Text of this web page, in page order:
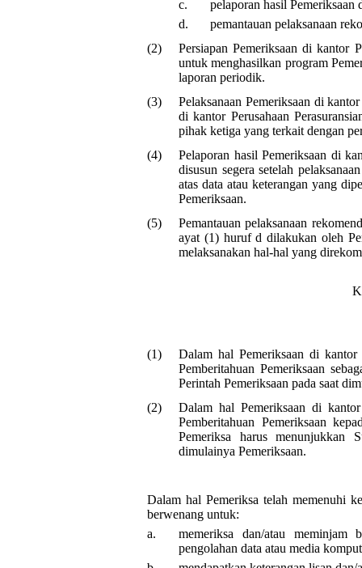
c.
pelaporan hasil Pemeriksaan
d.
pemantauan pelaksanaan
(2)
Persiapan Pemeriksaan di kantor
untuk menghasilkan program
laporan periodik.
(3)
Pelaksanaan Pemeriksaan di
di kantor Perusahaan
pihak ketiga yang terkait dengan
(4)
Pelaporan hasil Pemeriksaan di
disusun segera setelah
atas data atau keterangan yang
Pemeriksaan.
(5)
Pemantauan pelaksanaan
ayat (1) huruf d dilakukan oleh
melaksanakan hal-hal yang
(1)
Dalam hal Pemeriksaan di kantor
Pemberitahuan Pemeriksaan
Perintah Pemeriksaan pada saat
(2)
Dalam hal Pemeriksaan di
Pemberitahuan Pemeriksaan
Pemeriksa harus menunjukkan
dimulainya Pemeriksaan.
Dalam hal Pemeriksa telah memenuhi
berwenang untuk:
a.
memeriksa dan/atau meminjam
pengolahan data atau media